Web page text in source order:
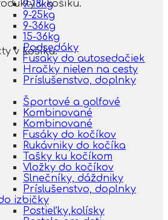
v košíku.
v košíku.
9-18kg
9-25kg
9-36kg
15-36kg
Podsedáky
Fusaky do autosedačiek
Hračky nielen na cesty
Príslušenstvo, doplnky
Športové a golfové
Kombinované
Kombinované
Fusáky do kočíkov
Rukávniky do kočíka
Tašky ku kočíkom
Vložky do kočíkov
Slnečníky, dáždniky
Príslušenstvo, doplnky
izbičky
Postieľky,kolísky